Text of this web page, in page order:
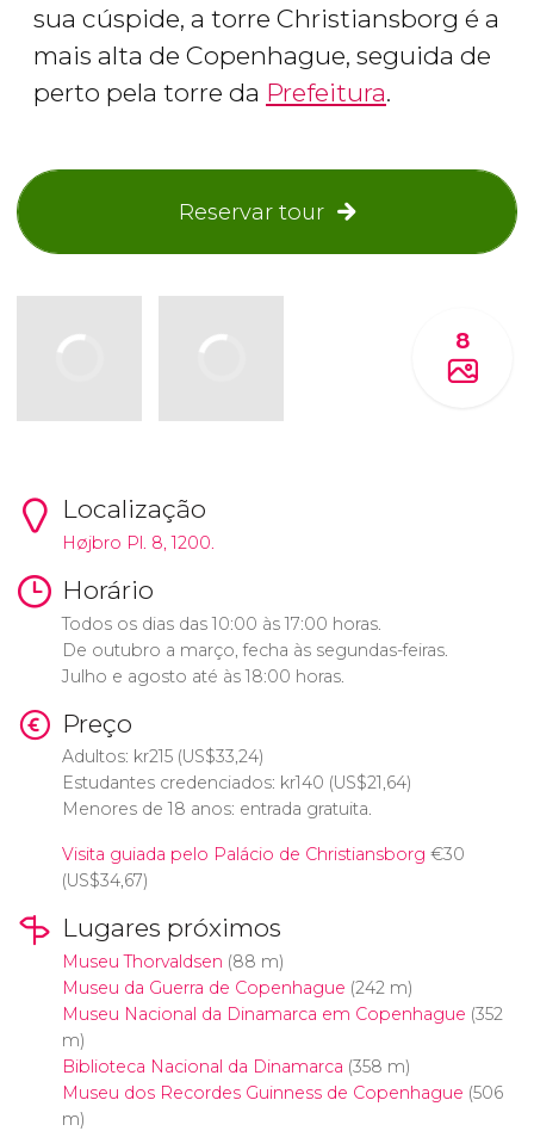
sua cúspide, a torre Christiansborg é a
mais alta de Copenhague, seguida de
perto pela torre da Prefeitura.
Reservar tour
8
Localização
Højbro Pl. 8, 1200.
Horário
Todos os dias das 10:00 às 17:00 horas.
De outubro a março, fecha às segundas-feiras.
Julho e agosto até às 18:00 horas.
Preço
Adultos: kr215 (US$33,24)
Estudantes credenciados: kr140 (US$21,64)
Menores de 18 anos: entrada gratuita.
Visita guiada pelo Palácio de Christiansborg €30
(US$34,67)
Lugares próximos
Museu Thorvaldsen (88 m)
Museu da Guerra de Copenhague (242 m)
Museu Nacional da Dinamarca em Copenhague (352
m)
Biblioteca Nacional da Dinamarca (358 m)
Museu dos Recordes Guinness de Copenhague (506
m)